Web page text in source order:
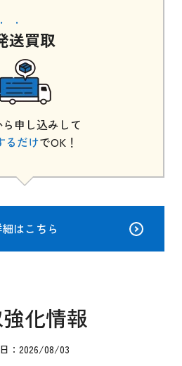
送買取
申し込みして
るだけでOK！
はこちら
化情報
：2026/08/03